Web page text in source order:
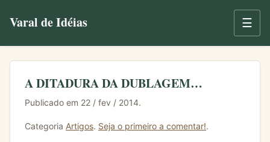
Varal de Idéias ☰
A DITADURA DA DUBLAGEM…
Publicado em 22 / fev / 2014.
Categoria Artigos. Seja o primeiro a comentar!.